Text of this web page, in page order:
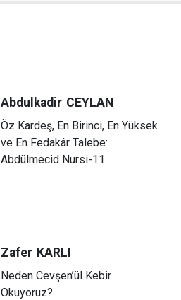
Abdulkadir CEYLAN
Öz Kardeş, En Birinci, En Yüksek
ve En Fedakâr Talebe:
Abdülmecid Nursi-11
Zafer KARLI
Neden Cevşen’ül Kebir
Okuyoruz?